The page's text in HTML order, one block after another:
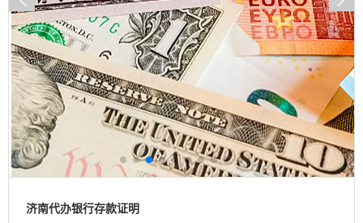
济南代办银行存款证明